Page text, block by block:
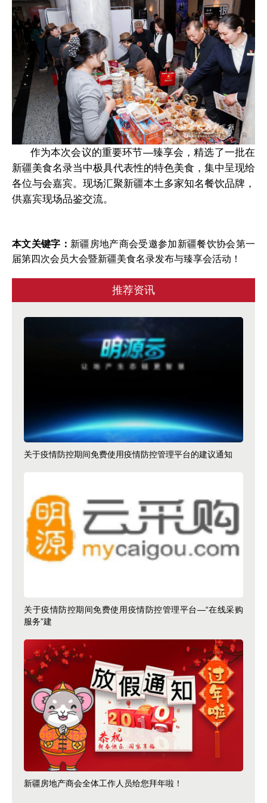
作为本次会议的重要环节—臻享会，精选了一批在
新疆美食名录当中极具代表性的特色美食，集中呈现给
各位与会嘉宾。现场汇聚新疆本土多家知名餐饮品牌，
供嘉宾现场品鉴交流。
本文关键字： 新疆房地产商会受邀参加新疆餐饮协会第一
届第四次会员大会暨新疆美食名录发布与臻享会活动！
推荐资讯
关于疫情防控期间免费使用疫情防控管理平台的建议通知
关于疫情防控期间免费使用疫情防控管理平台—“在线采购
服务”建
新疆房地产商会全体工作人员给您拜年啦！